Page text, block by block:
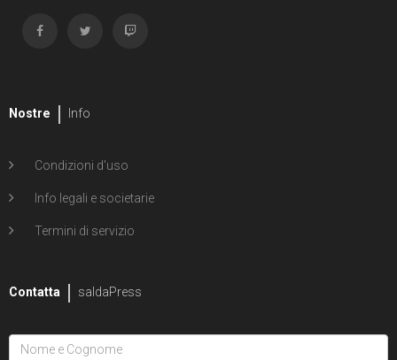
Nostre Info
Condizioni d'uso
Info legali e societarie
Termini di servizio
Contatta saldaPress